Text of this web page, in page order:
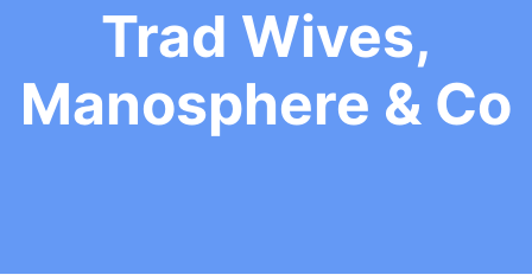
Trad Wives,
Manosphere & Co